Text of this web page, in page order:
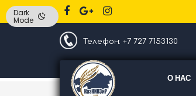
Телефон: +7 727 7153130
О НАС
Dark
Mode